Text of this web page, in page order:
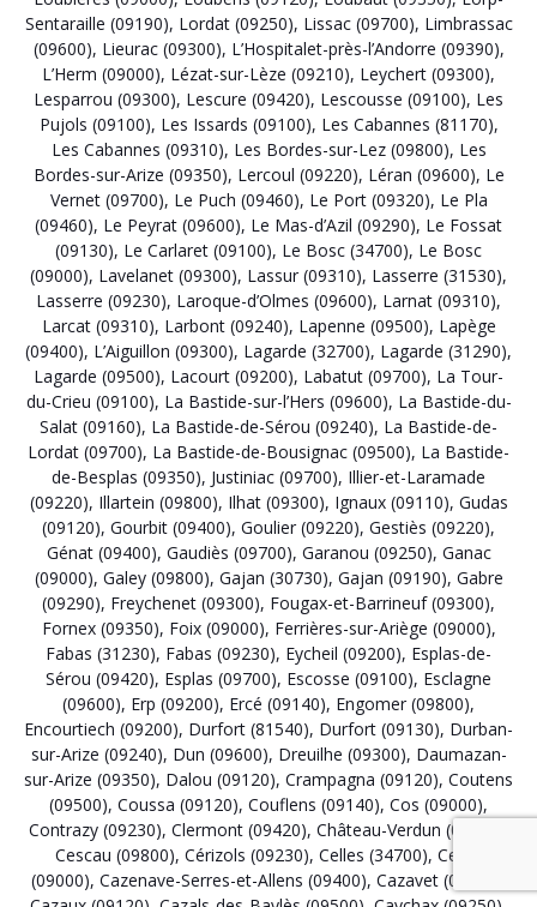
Sentaraille (09190), Lordat (09250), Lissac (09700), Limbrassac
(09600), Lieurac (09300), L’Hospitalet-près-l’Andorre (09390),
L’Herm (09000), Lézat-sur-Lèze (09210), Leychert (09300),
Lesparrou (09300), Lescure (09420), Lescousse (09100), Les
Pujols (09100), Les Issards (09100), Les Cabannes (81170),
Les Cabannes (09310), Les Bordes-sur-Lez (09800), Les
Bordes-sur-Arize (09350), Lercoul (09220), Léran (09600), Le
Vernet (09700), Le Puch (09460), Le Port (09320), Le Pla
(09460), Le Peyrat (09600), Le Mas-d’Azil (09290), Le Fossat
(09130), Le Carlaret (09100), Le Bosc (34700), Le Bosc
(09000), Lavelanet (09300), Lassur (09310), Lasserre (31530),
Lasserre (09230), Laroque-d’Olmes (09600), Larnat (09310),
Larcat (09310), Larbont (09240), Lapenne (09500), Lapège
(09400), L’Aiguillon (09300), Lagarde (32700), Lagarde (31290),
Lagarde (09500), Lacourt (09200), Labatut (09700), La Tour-
du-Crieu (09100), La Bastide-sur-l’Hers (09600), La Bastide-du-
Salat (09160), La Bastide-de-Sérou (09240), La Bastide-de-
Lordat (09700), La Bastide-de-Bousignac (09500), La Bastide-
de-Besplas (09350), Justiniac (09700), Illier-et-Laramade
(09220), Illartein (09800), Ilhat (09300), Ignaux (09110), Gudas
(09120), Gourbit (09400), Goulier (09220), Gestiès (09220),
Génat (09400), Gaudiès (09700), Garanou (09250), Ganac
(09000), Galey (09800), Gajan (30730), Gajan (09190), Gabre
(09290), Freychenet (09300), Fougax-et-Barrineuf (09300),
Fornex (09350), Foix (09000), Ferrières-sur-Ariège (09000),
Fabas (31230), Fabas (09230), Eycheil (09200), Esplas-de-
Sérou (09420), Esplas (09700), Escosse (09100), Esclagne
(09600), Erp (09200), Ercé (09140), Engomer (09800),
Encourtiech (09200), Durfort (81540), Durfort (09130), Durban-
sur-Arize (09240), Dun (09600), Dreuilhe (09300), Daumazan-
sur-Arize (09350), Dalou (09120), Crampagna (09120), Coutens
(09500), Coussa (09120), Couflens (09140), Cos (09000),
Contrazy (09230), Clermont (09420), Château-Verdun (09310)
Cescau (09800), Cérizols (09230), Celles (34700), Celles
(09000), Cazenave-Serres-et-Allens (09400), Cazavet (09160)